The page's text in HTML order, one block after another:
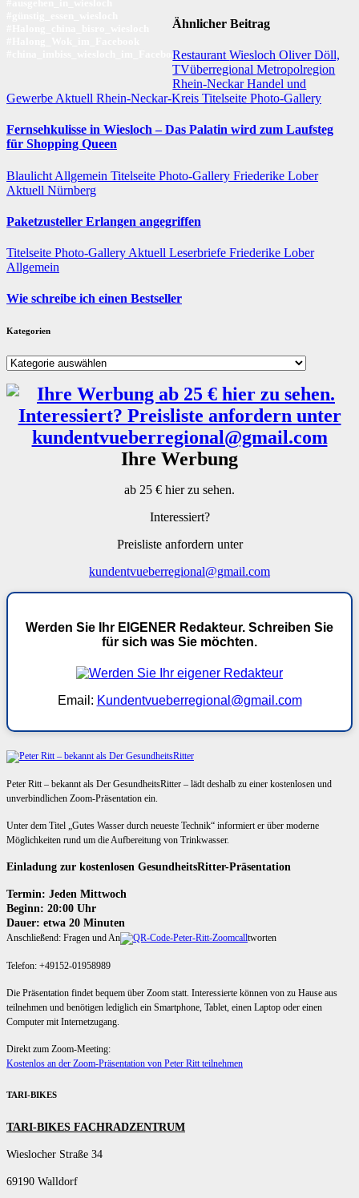
#china_imbiss_wiesloch_im_Facebook
Ähnlicher Beitrag
RestaurantWieslochOliver Döll,
TVüberregionalMetropolregion
Rhein-Neckar Handel und
Gewerbe Aktuell Rhein-Neckar-Kreis Titelseite Photo-Gallery
Fernsehkulisse in Wiesloch – Das Palatin wird zum Laufsteg
für Shopping Queen
Blaulicht Allgemein Titelseite Photo-Gallery Friederike Lober
Aktuell Nürnberg
Paketzusteller Erlangen angegriffen
Titelseite Photo-Gallery Aktuell Leserbriefe Friederike Lober
Allgemein
Wie schreibe ich einen Bestseller
Kategorien
Kategorien
Ihre Werbung
ab 25 € hier zu sehen.
Interessiert?
Preisliste anfordern unter
kundentvueberregional@gmail.com
Werden Sie Ihr EIGENER Redakteur. Schreiben Sie
für sich was Sie möchten.
Email: Kundentvueberregional@gmail.com
Peter Ritt – bekannt als Der GesundheitsRitter – lädt deshalb zu einer kostenlosen und
unverbindlichen Zoom-Präsentation ein.
Unter dem Titel „Gutes Wasser durch neueste Technik“ informiert er über moderne
Möglichkeiten rund um die Aufbereitung von Trinkwasser.
Einladung zur kostenlosen GesundheitsRitter-Präsentation
Termin: Jeden Mittwoch
Beginn: 20:00 Uhr
Dauer: etwa 20 Minuten
Anschließend: Fragen und An tworten
Telefon: +49152-01958989
Die Präsentation findet bequem über Zoom statt. Interessierte können von zu Hause aus
teilnehmen und benötigen lediglich ein Smartphone, Tablet, einen Laptop oder einen
Computer mit Internetzugang.
Direkt zum Zoom-Meeting:
Kostenlos an der Zoom-Präsentation von Peter Ritt teilnehmen
TARI-BIKES
TARI-BIKES FACHRADZENTRUM
Wieslocher Straße 34
69190 Walldorf